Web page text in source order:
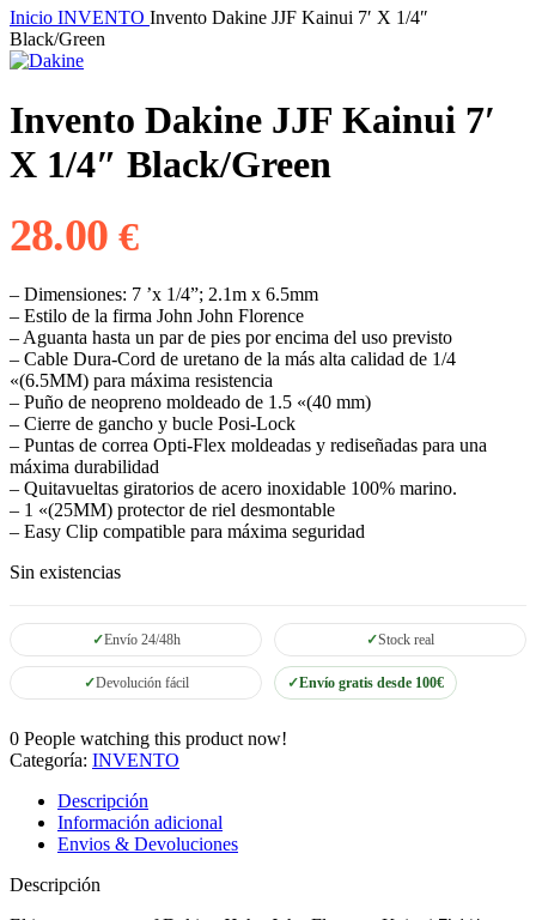
Inicio INVENTO Invento Dakine JJF Kainui 7′ X 1/4″
Black/Green
Invento Dakine JJF Kainui 7′
X 1/4″ Black/Green
28.00€
– Dimensiones: 7 ’x 1/4”; 2.1m x 6.5mm
– Estilo de la firma John John Florence
– Aguanta hasta un par de pies por encima del uso previsto
– Cable Dura-Cord de uretano de la más alta calidad de 1/4
«(6.5MM) para máxima resistencia
– Puño de neopreno moldeado de 1.5 «(40 mm)
– Cierre de gancho y bucle Posi-Lock
– Puntas de correa Opti-Flex moldeadas y rediseñadas para una
máxima durabilidad
– Quitavueltas giratorios de acero inoxidable 100% marino.
– 1 «(25MM) protector de riel desmontable
– Easy Clip compatible para máxima seguridad
Sin existencias
Envío 24/48h Stock real
Devolución fácil Envío gratis desde 100€
0 People watching this product now!
Categoría: INVENTO
Descripción
Información adicional
Envios & Devoluciones
Descripción